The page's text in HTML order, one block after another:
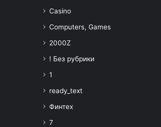
Casino
Computers, Games
2000Z
! Без рубрики
1
ready_text
Финтех
7